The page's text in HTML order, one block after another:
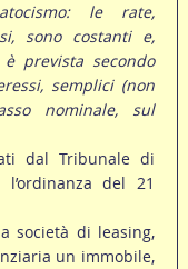
le rate,
sono costanti e,
prevista secondo
semplici (non
nominale, sul
dal Tribunale di
del 21
società di leasing,
un immobile,